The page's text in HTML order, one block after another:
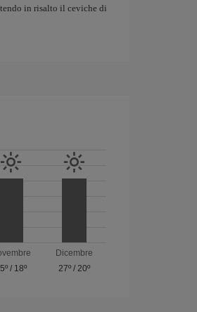
in risalto il ceviche di
/ 18º
Dicembre
27º / 20º